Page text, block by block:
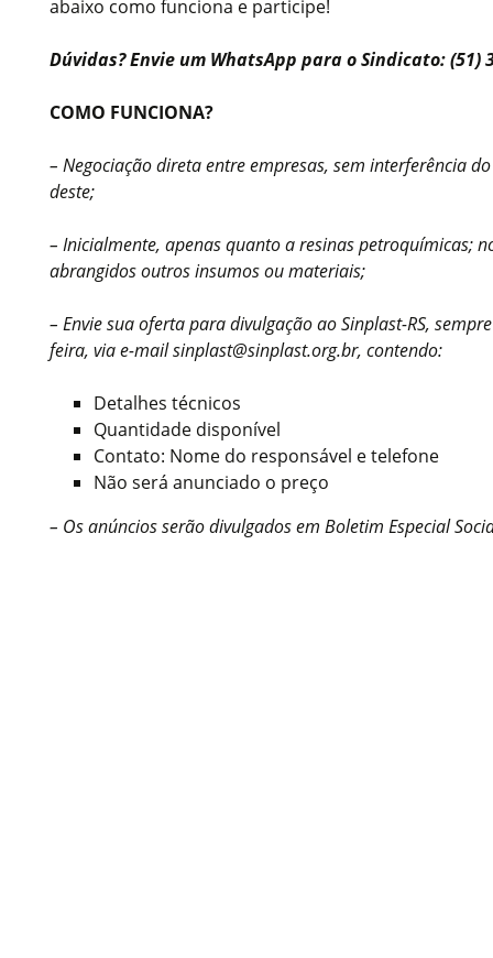
abaixo como funciona e participe!
Dúvidas? Envie um WhatsApp para o Sindicato: (51)
COMO FUNCIONA?
– Negociação direta entre empresas, sem interferência
deste;
– Inicialmente, apenas quanto a resinas petroquímicas;
abrangidos outros insumos ou materiais;
– Envie sua oferta para divulgação ao Sinplast-RS,
feira, via e-mail sinplast@sinplast.org.br, contendo:
Detalhes técnicos
Quantidade disponível
Contato: Nome do responsável e telefone
Não será anunciado o preço
– Os anúncios serão divulgados em Boletim Especial